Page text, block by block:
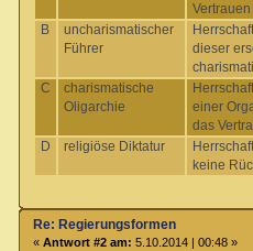
B
uncharismatischer
Führer
dieser
C
charismatische
Oligarchie
einer
das
D
religiöse Diktatur
keine
Re: Regierungsformen
« Antwort #2 am: 5.10.2014 | 00:48 »